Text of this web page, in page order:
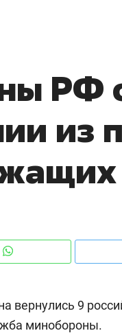
РФ
из
вернулись 9
минобороны.